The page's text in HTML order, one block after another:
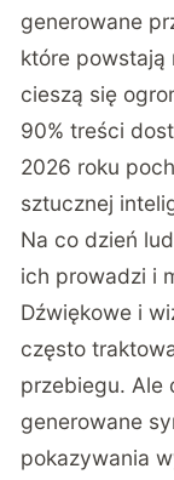
generowane
które powstają
cieszą się
90% treści
2026 roku
sztucznej
Na co dzień
ich prowadzi i
Dźwiękowe i
często
przebiegu. Ale
generowane
pokazywania